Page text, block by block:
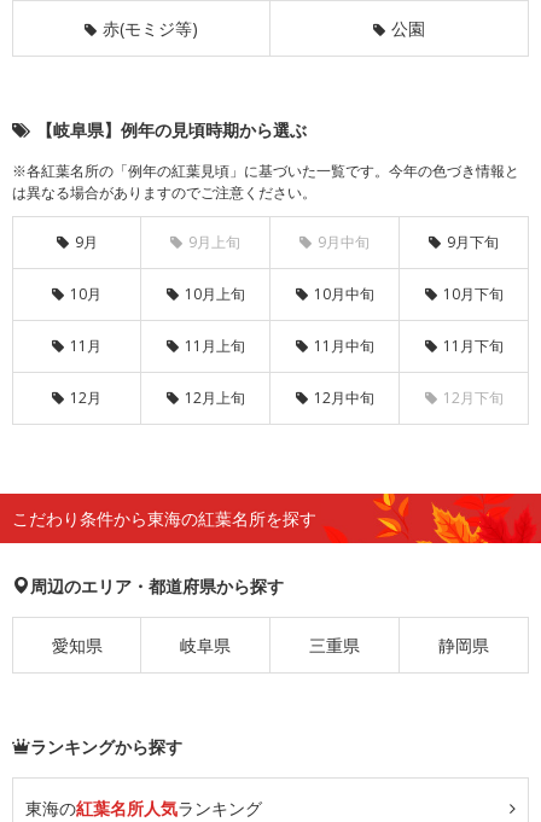
赤(モミジ等) 公園
【岐阜県】例年の見頃時期から選ぶ
※各紅葉名所の「例年の紅葉見頃」に基づいた一覧です。今年の色づき情報と
は異なる場合がありますのでご注意ください。
9月 9月上旬 9月中旬 9月下旬
10月 10月上旬 10月中旬 10月下旬
11月 11月上旬 11月中旬 11月下旬
12月 12月上旬 12月中旬 12月下旬
こだわり条件から東海の紅葉名所を探す
周辺のエリア・都道府県から探す
愛知県 岐阜県 三重県 静岡県
ランキングから探す
東海の紅葉名所人気ランキング